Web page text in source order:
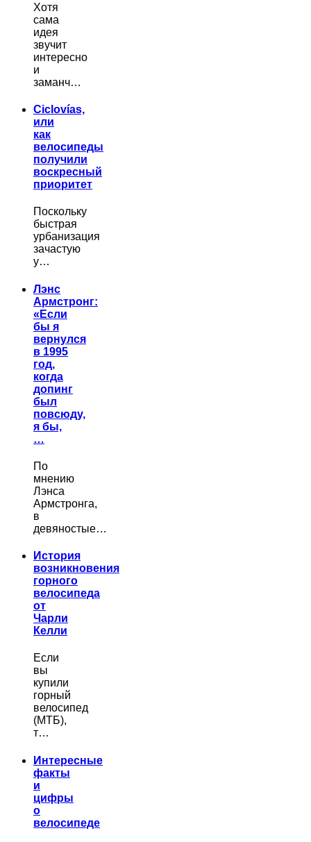
Хотя
сама
идея
звучит
интересно
и
заманч…
Ciclovías,
или
как
велосипеды
получили
воскресный
приоритет
Поскольку
быстрая
урбанизация
зачастую
у…
Лэнс
Армстронг:
«Если
бы я
вернулся
в 1995
год,
когда
допинг
был
повсюду,
я бы,
…
По
мнению
Лэнса
Армстронга,
в
девяностые…
История
возникновения
горного
велосипеда
от
Чарли
Келли
Если
вы
купили
горный
велосипед
(МТБ),
т…
Интересные
факты
и
цифры
о
велосипеде